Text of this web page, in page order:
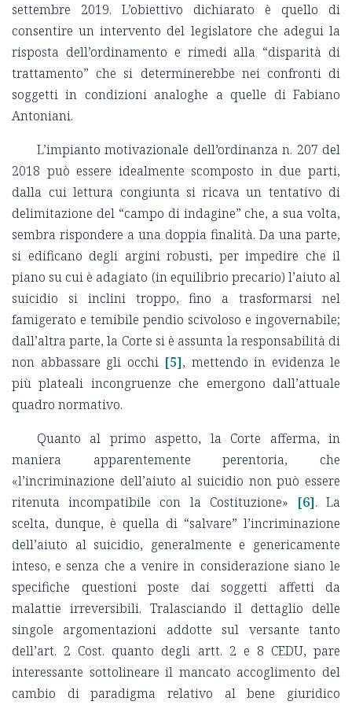
settembre 2019. L’obiettivo dichiarato è quello di
consentire un intervento del legislatore che adegui la
risposta dell’ordinamento e rimedi alla “disparità di
trattamento” che si determinerebbe nei confronti di
soggetti in condizioni analoghe a quelle di Fabiano
Antoniani.
L’impianto motivazionale dell’ordinanza n. 207 del
2018 può essere idealmente scomposto in due parti,
dalla cui lettura congiunta si ricava un tentativo di
delimitazione del “campo di indagine” che, a sua volta,
sembra rispondere a una doppia finalità. Da una parte,
si edificano degli argini robusti, per impedire che il
piano su cui è adagiato (in equilibrio precario) l’aiuto al
suicidio si inclini troppo, fino a trasformarsi nel
famigerato e temibile pendio scivoloso e ingovernabile;
dall’altra parte, la Corte si è assunta la responsabilità di
non abbassare gli occhi [5], mettendo in evidenza le
più plateali incongruenze che emergono dall’attuale
quadro normativo.
Quanto al primo aspetto, la Corte afferma, in
maniera apparentemente perentoria, che
«l’incriminazione dell’aiuto al suicidio non può essere
ritenuta incompatibile con la Costituzione»
[6]. La
scelta, dunque, è quella di “salvare” l’incriminazione
dell’aiuto al suicidio, generalmente e genericamente
inteso, e senza che a venire in considerazione siano le
specifiche questioni poste dai soggetti affetti da
malattie irreversibili. Tralasciando il dettaglio delle
singole argomentazioni addotte sul versante tanto
dell’art. 2 Cost. quanto degli artt. 2 e 8 CEDU, pare
interessante sottolineare il mancato accoglimento del
cambio di paradigma relativo al bene giuridico